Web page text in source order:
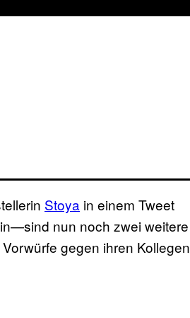
Stoya in einem Tweet
nun noch zwei weitere
gegen ihren Kollegen